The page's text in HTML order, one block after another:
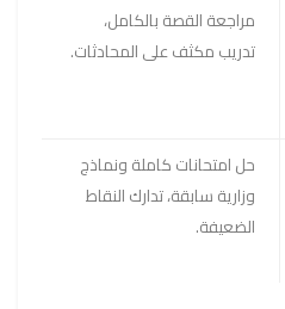
مراجعة القصة بالكامل،
تدريب مكثف على المحادثات.
حل امتحانات كاملة ونماذج
وزارية سابقة، تدارك النقاط
الضعيفة.